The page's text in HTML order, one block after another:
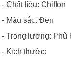
- Chất liệu: Chiffon
- Màu sắc: Đen
- Trọng lượng: Phù
- Kích thước: